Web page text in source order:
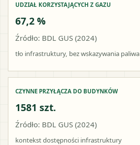
UDZIAŁ KORZYSTAJĄCYCH Z GAZU
67,2 %
Źródło: BDL GUS (2024)
tło infrastruktury, bez wskazywania paliwa
CZYNNE PRZYŁĄCZA DO BUDYNKÓW
1581 szt.
Źródło: BDL GUS (2024)
kontekst dostępności infrastruktury